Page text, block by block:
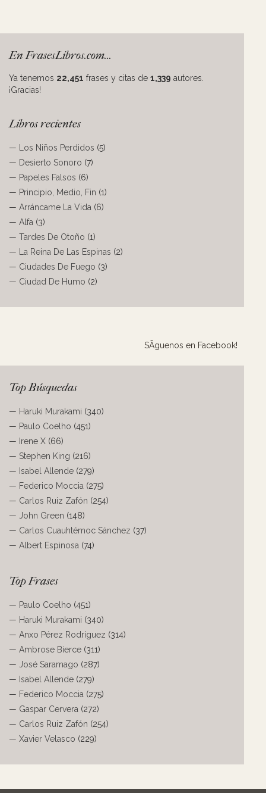
En FrasesLibros.com...
Ya tenemos 22,451 frases y citas de 1,339 autores.
¡Gracias!
Libros recientes
— Los Niños Perdidos (5)
— Desierto Sonoro (7)
— Papeles Falsos (6)
— Principio, Medio, Fin (1)
— Arráncame La Vida (6)
— Alfa (3)
— Tardes De Otoño (1)
—
La Reina De Las Espinas (2)
— Ciudades De Fuego (3)
— Ciudad De Humo (2)
SÃ­guenos en Facebook!
Top Búsquedas
— Haruki Murakami (340)
— Paulo Coelho (451)
— Irene X (66)
— Stephen King (216)
— Isabel Allende (279)
— Federico Moccia (275)
— Carlos Ruiz Zafón (254)
— John Green (148)
— Carlos Cuauhtémoc Sánchez (37)
— Albert Espinosa (74)
Top Frases
— Paulo Coelho (451)
— Haruki Murakami (340)
— Anxo Pérez Rodríguez (314)
— Ambrose Bierce (311)
— José Saramago (287)
— Isabel Allende (279)
— Federico Moccia (275)
— Gaspar Cervera (272)
— Carlos Ruiz Zafón (254)
— Xavier Velasco (229)